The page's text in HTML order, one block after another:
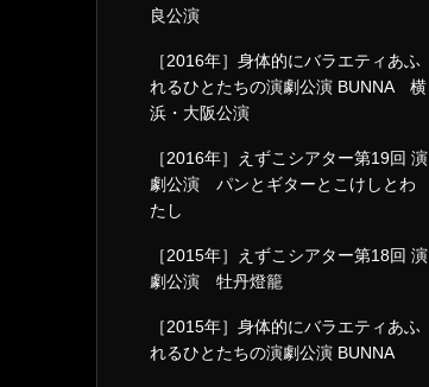
良公演
［2016年］身体的にバラエティあふ
れるひとたちの演劇公演 BUNNA 横
浜・大阪公演
［2016年］えずこシアター第19回 演
劇公演 パンとギターとこけしとわ
たし
［2015年］えずこシアター第18回 演
劇公演 牡丹燈籠
［2015年］身体的にバラエティあふ
れるひとたちの演劇公演 BUNNA